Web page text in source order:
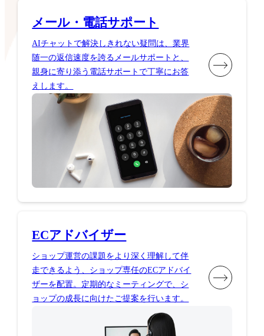
メール・電話サポート
AIチャットで解決しきれない疑問は、業界
随一の返信速度を誇るメールサポートと、
親身に寄り添う電話サポートで丁寧にお答
えします。
ECアドバイザー
ショップ運営の課題をより深く理解して伴
走できるよう、ショップ専任のECアドバイ
ザーを配置。定期的なミーティングで、シ
ョップの成長に向けたご提案を行います。